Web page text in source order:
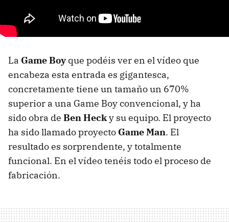
La Game Boyque podéis ver en el vídeo que
encabeza esta entrada es gigantesca,
concretamente tiene un tamaño un 670%
superior a una Game Boy convencional, y ha
sido obra de Ben Hecky su equipo. El proyecto
ha sido llamado proyecto Game Man. El
resultado es sorprendente, y totalmente
funcional. En el vídeo tenéis todo el proceso de
fabricación.